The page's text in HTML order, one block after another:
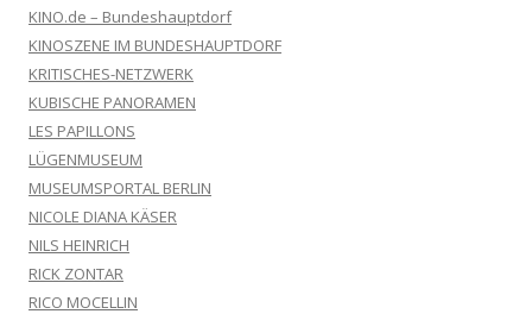
KINO.de – Bundeshauptdorf
KINOSZENE IM BUNDESHAUPTDORF
KRITISCHES-NETZWERK
KUBISCHE PANORAMEN
LES PAPILLONS
LÜGENMUSEUM
MUSEUMSPORTAL BERLIN
NICOLE DIANA KÄSER
NILS HEINRICH
RICK ZONTAR
RICO MOCELLIN